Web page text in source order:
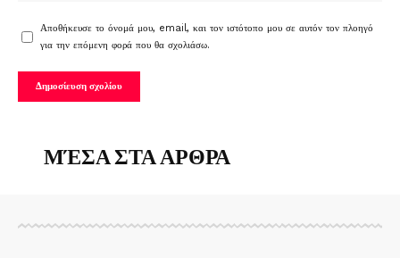
Αποθήκευσε το όνομά μου, email, και τον ιστότοπο μου σε αυτόν τον πλοηγό
για την επόμενη φορά που θα σχολιάσω.
ΜΈΣΑ ΣΤΑ ΑΡΘΡΑ